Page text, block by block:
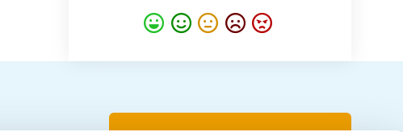
Super
Goed
Gemiddeld
Nietgoed
Slecht